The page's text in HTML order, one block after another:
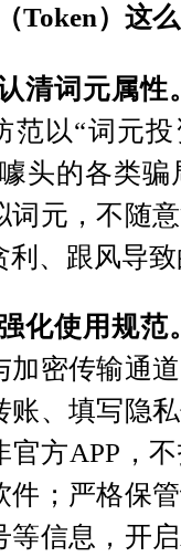
Token）这
清词元属性
范以“词元
头的各类
词元，不随
利、跟风导
化使用规范
加密传输通
账、填写隐
官方APP，
件；严格保
等信息，开